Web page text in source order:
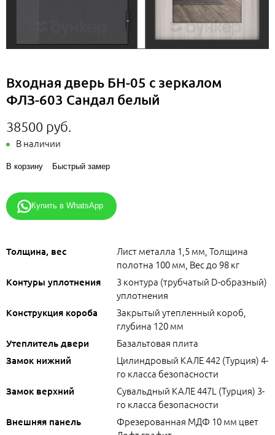
Входная дверь БН-05 с зеркалом
ФЛЗ-603 Сандал белый
38500 руб.
В наличии
В корзину Быстрый замер
Купить в WhatsApp
Толщина, вес
Лист металла 1,5 мм, Толщина
полотна 100 мм, Вес до 98 кг
Контуры уплотнения
3 контура (трубчатый D-образный)
уплотнения
Конструкция короба
Закрытый утепленный короб,
глубина 120 мм
Утеплитель двери Базальтовая плита
Замок нижний
Цилиндровый КАЛЕ 442 (Турция) 4-
го класса безопасности
Замок верхний
Сувальдный КАЛЕ 447L (Турция) 3-
го класса безопасности
Внешняя панель
Фрезерованная МДФ 10 мм цвет